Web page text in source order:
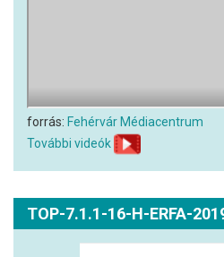
forrás: Fehérvár Médiacentrum
További videók
TOP-7.1.1-16-H-ERFA-